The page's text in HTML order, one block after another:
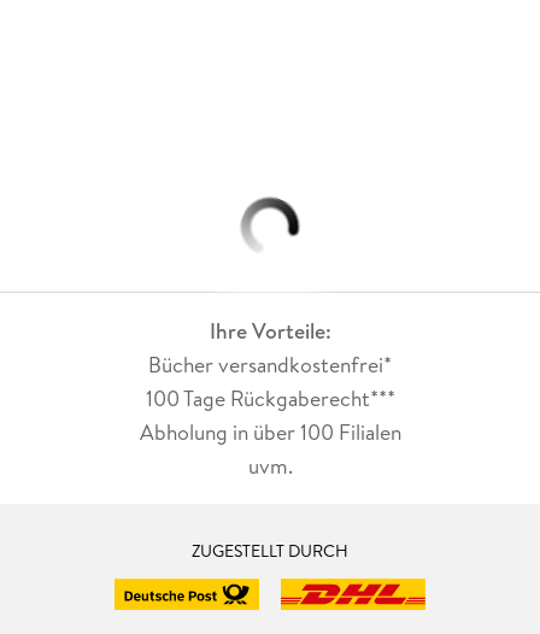
Ihre Vorteile:
Bücher versandkostenfrei*
100 Tage Rückgaberecht***
Abholung in über 100 Filialen
uvm.
ZUGESTELLT DURCH